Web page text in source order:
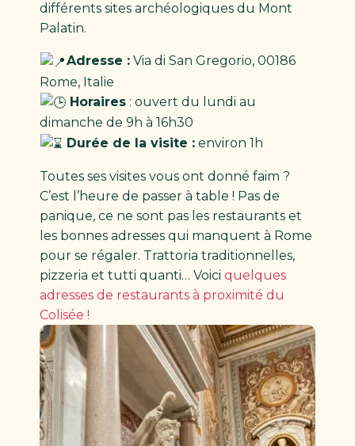
différents sites archéologiques du Mont
Palatin.
Adresse : Via di San Gregorio, 00186
Rome, Italie
Horaires : ouvert du lundi au
dimanche de 9h à 16h30
Durée de la visite : environ 1h
Toutes ses visites vous ont donné faim ?
C’est l’heure de passer à table ! Pas de
panique, ce ne sont pas les restaurants et
les bonnes adresses qui manquent à Rome
pour se régaler. Trattoria traditionnelles,
pizzeria et tutti quanti… Voici quelques
adresses de restaurants à proximité du
Colisée !